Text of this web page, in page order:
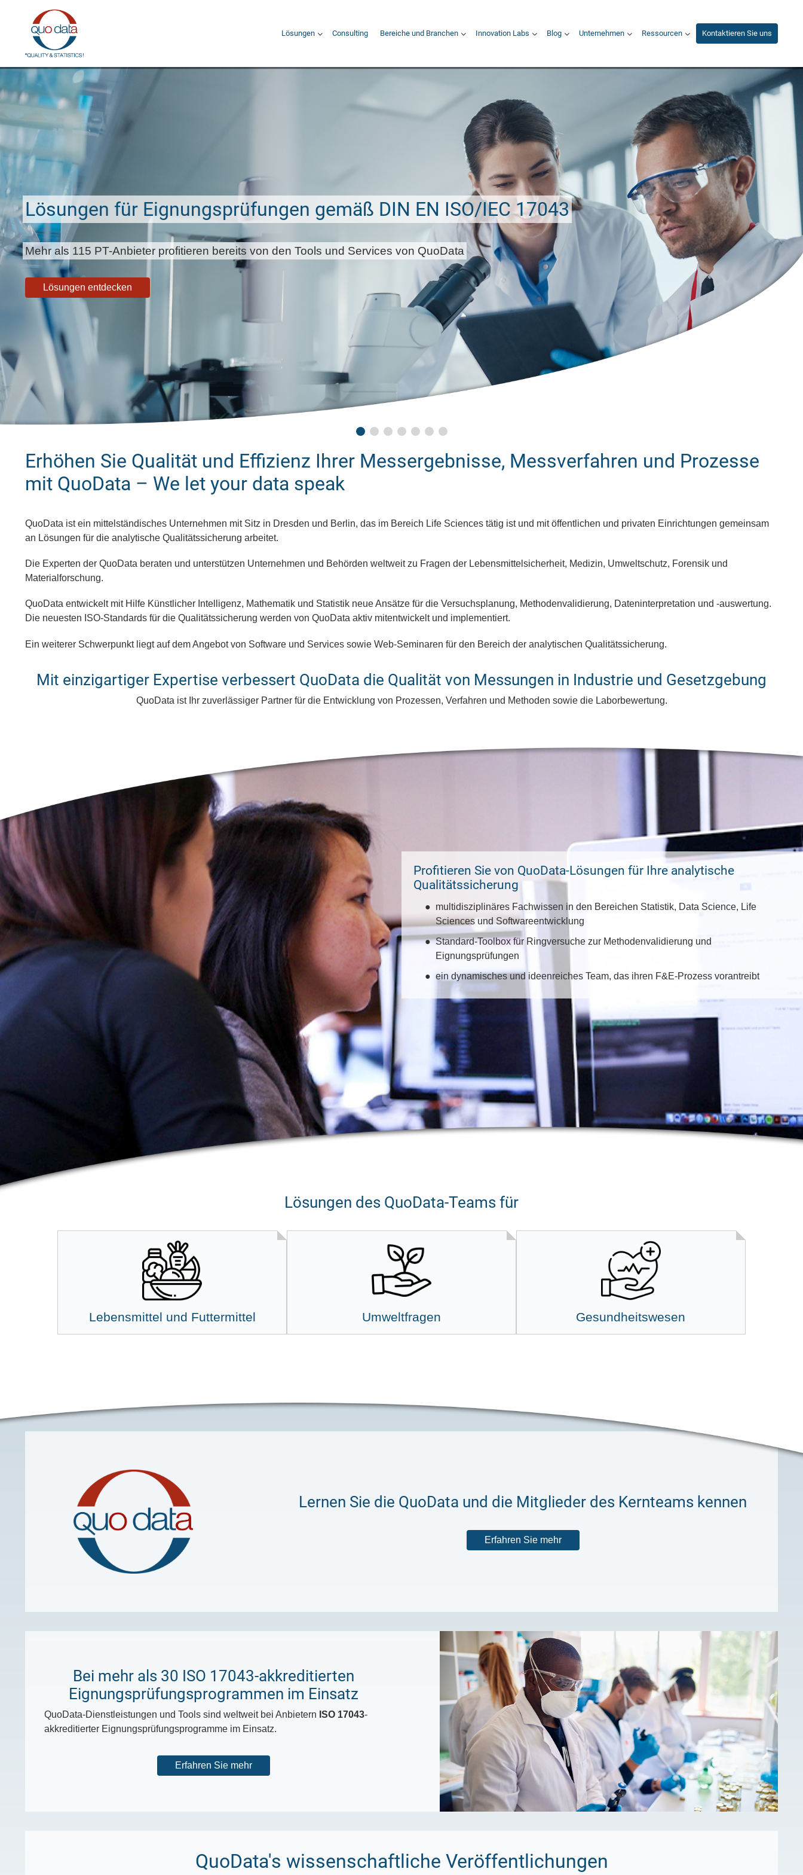
Hauptnavigation
Lösungen Consulting Bereiche und Branchen Innovation Labs Blog Unternehmen Ressourcen Kontaktieren Sie uns
Lösungen für Eignungsprüfungen gemäß DIN EN ISO/IEC 17043
Mehr als 115 PT-Anbieter profitieren bereits von den Tools und Services von QuoData
Lösungen entdecken
Erhöhen Sie Qualität und Effizienz Ihrer Messergebnisse, Messverfahren und Prozesse
mit QuoData – We let your data speak
QuoData ist ein mittelständisches Unternehmen mit Sitz in Dresden und Berlin, das im Bereich Life Sciences tätig ist und mit öffentlichen und privaten Einrichtungen gemeinsam
an Lösungen für die analytische Qualitätssicherung arbeitet.
Die Experten der QuoData beraten und unterstützen Unternehmen und Behörden weltweit zu Fragen der Lebensmittelsicherheit, Medizin, Umweltschutz, Forensik und
Materialforschung.
QuoData entwickelt mit Hilfe Künstlicher Intelligenz, Mathematik und Statistik neue Ansätze für die Versuchsplanung, Methodenvalidierung, Dateninterpretation und -auswertung.
Die neuesten ISO-Standards für die Qualitätssicherung werden von QuoData aktiv mitentwickelt und implementiert.
Ein weiterer Schwerpunkt liegt auf dem Angebot von Software und Services sowie Web-Seminaren für den Bereich der analytischen Qualitätssicherung.
Mit einzigartiger Expertise verbessert QuoData die Qualität von Messungen in Industrie und Gesetzgebung
QuoData ist Ihr zuverlässiger Partner für die Entwicklung von Prozessen, Verfahren und Methoden sowie die Laborbewertung.
Profitieren Sie von QuoData-Lösungen für Ihre analytische
Qualitätssicherung
multidisziplinäres Fachwissen in den Bereichen Statistik, Data Science, Life
Sciences und Softwareentwicklung
Standard-Toolbox für Ringversuche zur Methodenvalidierung und
Eignungsprüfungen
ein dynamisches und ideenreiches Team, das ihren F&E-Prozess vorantreibt
Lösungen des QuoData-Teams für
Lebensmittel und Futtermittel Umweltfragen Gesundheitswesen
Lernen Sie die QuoData und die Mitglieder des Kernteams kennen
Erfahren Sie mehr
Bei mehr als 30 ISO 17043-akkreditierten
Eignungsprüfungsprogrammen im Einsatz
QuoData-Dienstleistungen und Tools sind weltweit bei Anbietern ISO 17043-
akkreditierter Eignungsprüfungsprogramme im Einsatz.
Erfahren Sie mehr
QuoData's wissenschaftliche Veröffentlichungen